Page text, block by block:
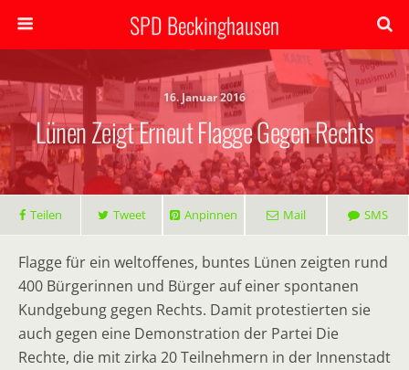
SPD Beckinghausen
16. Januar 2016
Lünen Zeigt Erneut Flagge Gegen Rechts
Teilen Tweet Anpinnen Mail SMS
Flagge für ein weltoffenes, buntes Lünen zeigten rund
400 Bürgerinnen und Bürger auf einer spontanen
Kundgebung gegen Rechts. Damit protestierten sie
auch gegen eine Demonstration der Partei Die
Rechte, die mit zirka 20 Teilnehmern in der Innenstadt